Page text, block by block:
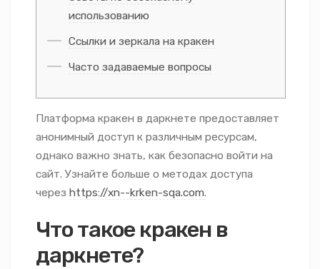
использованию
Ссылки и зеркала на кракен
Часто задаваемые вопросы
Платформа кракен в даркнете предоставляет
анонимный доступ к различным ресурсам,
однако важно знать, как безопасно войти на
сайт. Узнайте больше о методах доступа
через https://xn--krken-sqa.com.
Что такое кракен в
даркнете?